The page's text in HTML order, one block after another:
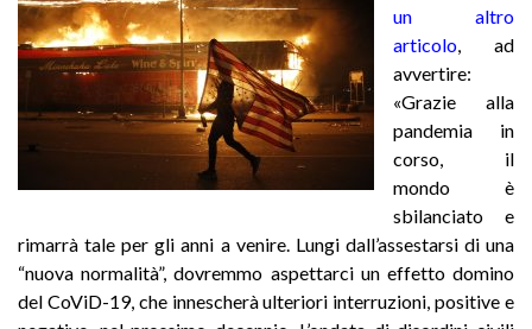
un altro
articolo
ad
avvertire:
«Grazie alla
pandemia in
corso, il
mondo è
sbilanciato e
rimarrà tale per gli anni a venire. Lungi dall’assestarsi di una
“nuova normalità”, dovremmo aspettarci un effetto domino
del CoViD-19, che innescherà ulteriori interruzioni, positive e